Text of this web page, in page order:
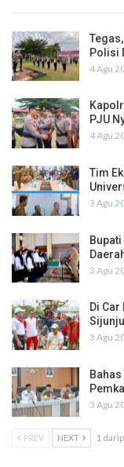
Polisi
4 Agu
PJU
4 Agu
Tim
3 Agu
3 Agu
Di
3 Agu
3 Agu
PREV NEXT 1